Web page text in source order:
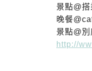
景點@
晚餐
景點@
http://